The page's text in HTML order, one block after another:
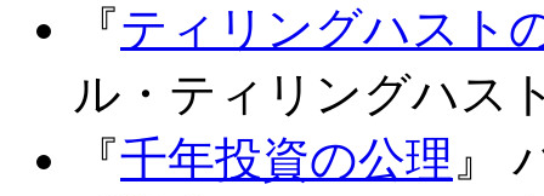
『ティリングハスト
ル・ティリングハス
『千年投資の公理 』